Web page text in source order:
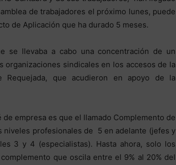
de trabajadores el próximo lunes, puede
de Aplicación que ha durado 5 meses.
se llevaba a cabo una concentración de un
sindicales en los accesos de la
Requejada, que acudieron en apoyo de la
empresa es que el llamado Complemento de
niveles profesionales de 5 en adelante (jefes y
3 y 4 (especialistas). Hasta ahora, solo los
que oscila entre el 9% al 20% del